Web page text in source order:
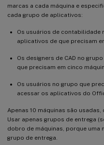
marcas a cada máquina e
cada grupo de aplicativos:
Os usuários de contabilidade
aplicativos de que precisam
Os designers de CAD no
que precisam em cinco
Os usuários no grupo que
acessar os aplicativos do
Apenas 10 máquinas são
Usar apenas grupos de entrega
dobro de máquinas, porque uma
grupo de entrega.